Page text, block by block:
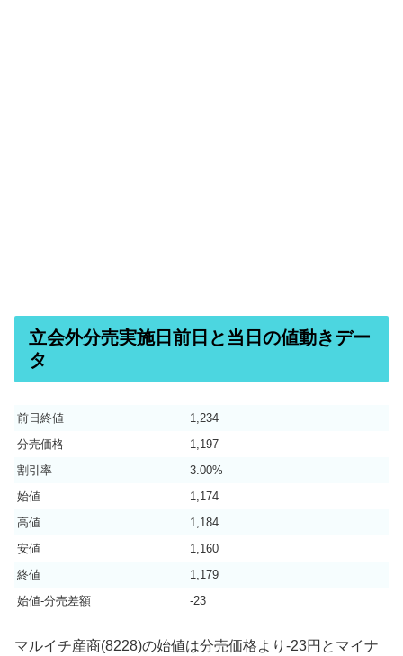
立会外分売実施日前日と当日の値動きデー
タ
前日終値
1,234
分売価格
1,197
割引率
3.00%
始値
1,174
高値
1,184
安値
1,160
終値
1,179
始値-分売差額
-23
マルイチ産商(8228)の始値は分売価格より-23円とマイナ